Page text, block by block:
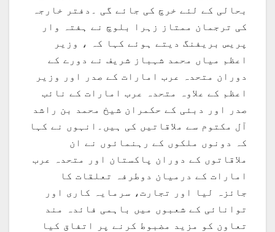
بحالی کے لئے خرچ کی جائے گی ۔دفتر خارجہ
کی ترجمان ممتاز زہرا بلوچ نے ہفتہ وار
پریس بریفنگ دیتے ہوئے کہا کہ ، وزیر
اعظم میاں محمد شہباز شریف نے دورے کے
دوران متحدہ عرب امارات کے صدر اور وزیر
اعظم کے علاوہ متحدہ عرب امارات کے نائب
صدر اور دبئی کے حکمران شیخ محمد بن راشد
آل مکتوم سے ملاقاتیں کی ہیں۔انہوں نے کہا
کہ دونوں ملکوں کے رہنمائوں نے ان
ملاقاتوں کے دوران پاکستان اور متحدہ عرب
امارات کے درمیان دوطرفہ تعلقات کا
جائزہ لیا اور تجارت، سرمایہ کاری اور
توانائی کے شعبوں میں باہمی فائدہ مند
تعاون کو مزید مضبوط کرنے پر اتفاق کیا